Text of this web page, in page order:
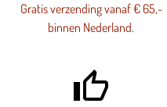
Gratis verzending vanaf € 65,-
binnen Nederland.
thumb_up_alt